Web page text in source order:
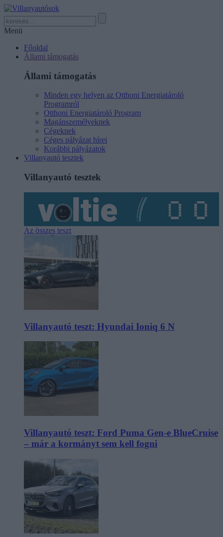
Menü
Főoldal
Állami támogatás
Állami támogatás
Minden egy helyen az Otthoni Energiatároló
Programról
Otthoni Energiatároló Program
Magánszemélyeknek
Cégeknek
Céges pályázat hírei
Korábbi pályázatok
Villanyautó tesztek
Villanyautó tesztek
Az összes teszt
Villanyautó teszt: Hyundai Ioniq 6 N
Villanyautó teszt: Ford Puma Gen-e BlueCruise
– már a kormányt sem kell fogni